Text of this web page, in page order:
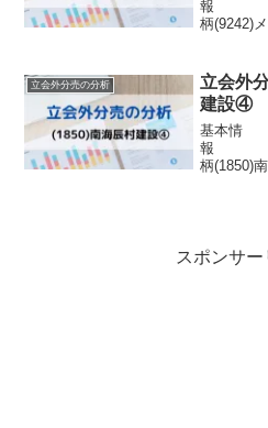
柄(9242)
的株式の
情報 発表
立会外分売の分析
立会外
建設④
基本情
柄(1850)
スポンサー